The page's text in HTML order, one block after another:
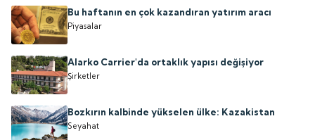
Bu haftanın en çok kazandıran yatırım aracı
Piyasalar
Alarko Carrier'da ortaklık yapısı değişiyor
Şirketler
Bozkırın kalbinde yükselen ülke: Kazakistan
Seyahat